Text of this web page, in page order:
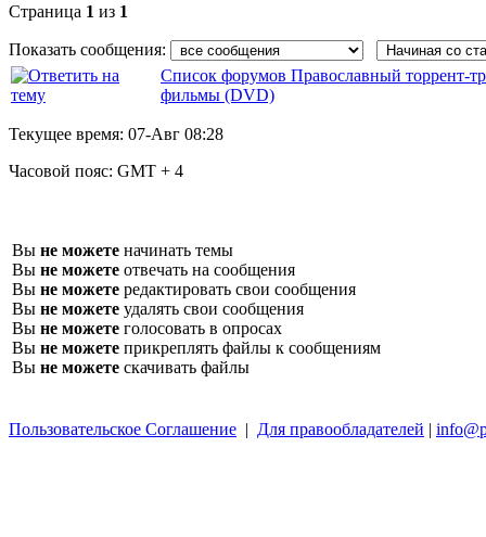
Страница 1 из 1
Показать сообщения:
Список форумов Православный торрент-
фильмы (DVD)
Текущее время: 07-Авг 08:28
Часовой пояс: GMT + 4
Вы не можете начинать темы
Вы не можете отвечать на сообщения
Вы не можете редактировать свои сообщения
Вы не можете удалять свои сообщения
Вы не можете голосовать в опросах
Вы не можете прикреплять файлы к сообщениям
Вы не можете скачивать файлы
Пользовательское Соглашение | Для правообладателей |